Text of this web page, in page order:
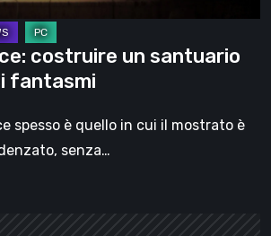
costruire un santuario
fantasmi
spesso è quello in cui il mostrato è
senza…